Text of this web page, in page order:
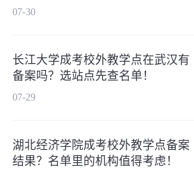
07-30
长江大学成考校外教学点在武汉有
备案吗？选站点先查名单！
07-29
湖北经济学院成考校外教学点备案
结果？名单里的机构值得考虑！